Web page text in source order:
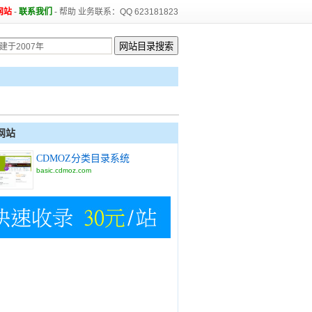
站 - 联系我们 - 帮助 业务联系：QQ 623181823
站
CDMOZ分类目录系统
basic.cdmoz.com